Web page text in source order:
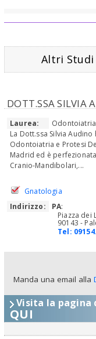
Altri
DOTT.SSA SILVIA
Laurea:
La Dott.ssa Silvia
Odontoiatria e Protesi
Madrid ed è
Cranio-Mandibolari,...
Gnatologia
Indirizzo:
PA:
Piazza dei
90143 -
Tel:
Manda una email alla
Visita la pagina
QUI